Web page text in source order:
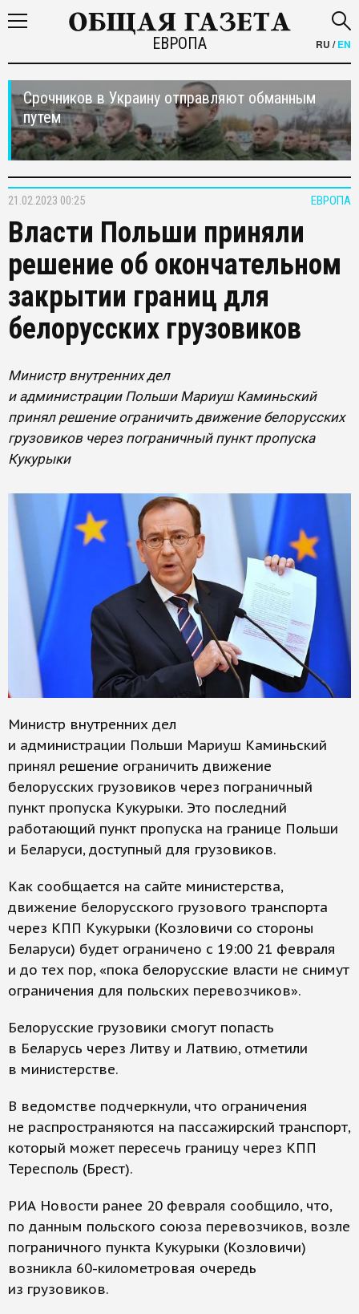
ЕВРОПА RU /EN
Срочников в Украину отправляют обманным
путем
ЕВРОПА
21.02.2023 00:25
Власти Польши приняли
решение об окончательном
закрытии границ для
белорусских грузовиков
Министр внутренних дел
и администрации Польши Мариуш Каминьский
принял решение ограничить движение белорусских
грузовиков через пограничный пункт пропуска
Кукурыки
Министр внутренних дел
и администрации Польши Мариуш Каминьский
принял решение ограничить движение
белорусских грузовиков через пограничный
пункт пропуска Кукурыки. Это последний
работающий пункт пропуска на границе Польши
и Беларуси, доступный для грузовиков.
Как сообщается на сайте министерства,
движение белорусского грузового транспорта
через КПП Кукурыки (Козловичи со стороны
Беларуси) будет ограничено с 19:00 21 февраля
и до тех пор, «пока белорусские власти не снимут
ограничения для польских перевозчиков».
Белорусские грузовики смогут попасть
в Беларусь через Литву и Латвию, отметили
в министерстве.
В ведомстве подчеркнули, что ограничения
не распространяются на пассажирский транспорт,
который может пересечь границу через КПП
Тересполь (Брест).
РИА Новости ранее 20 февраля сообщило, что,
по данным польского союза перевозчиков, возле
пограничного пункта Кукурыки (Козловичи)
возникла 60-километровая очередь
из грузовиков.